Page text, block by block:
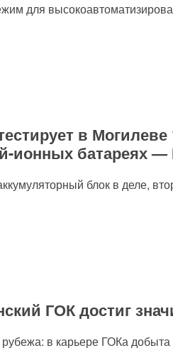
для
в
ионных батареях
блок в деле,
ГОК достиг
в карьере ГОКа